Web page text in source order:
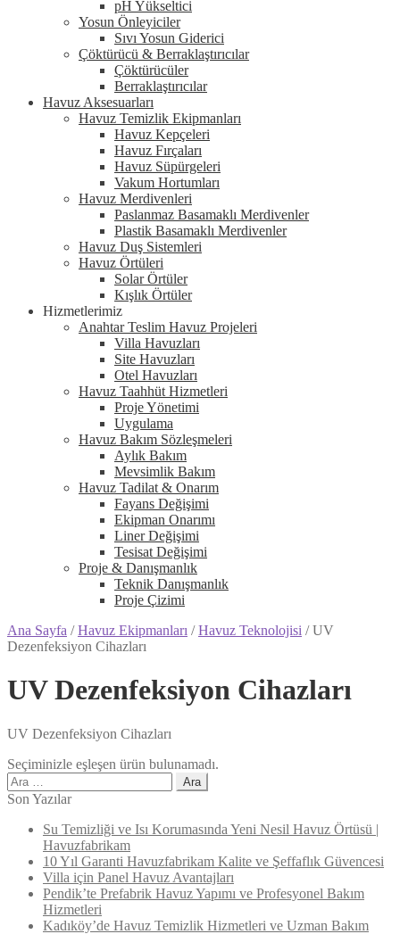
pH Yükseltici
Yosun Önleyiciler
Sıvı Yosun Giderici
Çöktürücü & Berraklaştırıcılar
Çöktürücüler
Berraklaştırıcılar
Havuz Aksesuarları
Havuz Temizlik Ekipmanları
Havuz Kepçeleri
Havuz Fırçaları
Havuz Süpürgeleri
Vakum Hortumları
Havuz Merdivenleri
Paslanmaz Basamaklı Merdivenler
Plastik Basamaklı Merdivenler
Havuz Duş Sistemleri
Havuz Örtüleri
Solar Örtüler
Kışlık Örtüler
Hizmetlerimiz
Anahtar Teslim Havuz Projeleri
Villa Havuzları
Site Havuzları
Otel Havuzları
Havuz Taahhüt Hizmetleri
Proje Yönetimi
Uygulama
Havuz Bakım Sözleşmeleri
Aylık Bakım
Mevsimlik Bakım
Havuz Tadilat & Onarım
Fayans Değişimi
Ekipman Onarımı
Liner Değişimi
Tesisat Değişimi
Proje & Danışmanlık
Teknik Danışmanlık
Proje Çizimi
Ana Sayfa /Havuz Ekipmanları /Havuz Teknolojisi /UV
Dezenfeksiyon Cihazları
UV Dezenfeksiyon Cihazları
UV Dezenfeksiyon Cihazları
Seçiminizle eşleşen ürün bulunamadı.
Arama:
Son Yazılar
Su Temizliği ve Isı Korumasında Yeni Nesil Havuz Örtüsü |
Havuzfabrikam
10 Yıl Garanti Havuzfabrikam Kalite ve Şeffaflık Güvencesi
Villa için Panel Havuz Avantajları
Pendik’te Prefabrik Havuz Yapımı ve Profesyonel Bakım
Hizmetleri
Kadıköy’de Havuz Temizlik Hizmetleri ve Uzman Bakım